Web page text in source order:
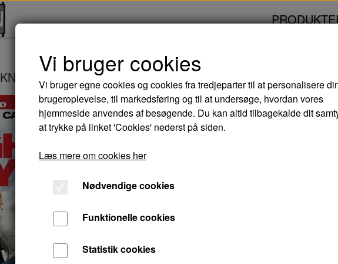
KNIGHT AND DAY - DVD
KNIGHT AND DAY -
15,00 kr.
Gør dig klar til vildere action og mere grin
af Knight and Day. Filmstjernerne Tom
den sexede action-komedie, som bryder alle
Vi bruger cookies
Vi bruger egne cookies og cookies fra tredjeparter til at personalisere
brugeroplevelse, til markedsføring og til at undersøge, hvordan vores
hjemmeside anvendes af besøgende. Du kan altid tilbagekalde dit
at trykke på linket 'Cookies' nederst på siden.
Læs mere om cookies her
Nødvendige cookies
Funktionelle cookies
Statistik cookies